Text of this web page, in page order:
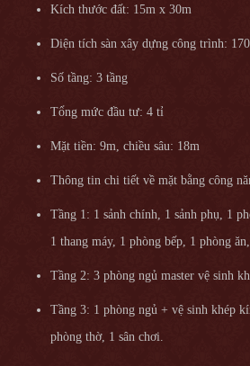
Kích thước đất: 15m x 30m
Diện tích sàn xây dựng công trình:
Số tầng: 3 tầng
Tổng mức đầu tư: 4 tỉ
Mặt tiền: 9m, chiều sâu: 18m
Thông tin chi tiết về mặt bằng công
Tầng 1: 1 sảnh chính, 1 sảnh phụ, 1
1 thang máy, 1 phòng bếp, 1 phòng
Tầng 2: 3 phòng ngủ master vệ sinh
Tầng 3: 1 phòng ngủ + vệ sinh khép
phòng thờ, 1 sân chơi.